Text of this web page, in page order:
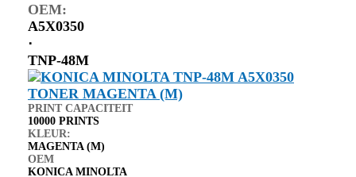
OEM:
A5X0350
⋅
TNP-48M
PRINT CAPACITEIT
10000 PRINTS
KLEUR:
MAGENTA (M)
OEM
KONICA MINOLTA